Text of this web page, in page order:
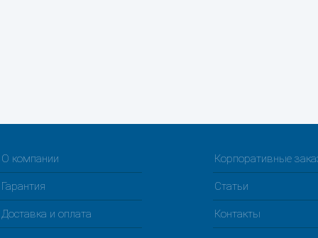
О компании Корпоративные
Гарантия Статьи
Доставка и оплата Контакты